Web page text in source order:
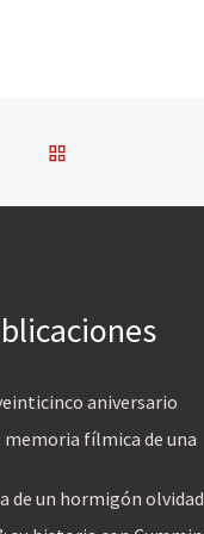
VOLVER A
aniversario
memoria fílmica de una
de un hormigón